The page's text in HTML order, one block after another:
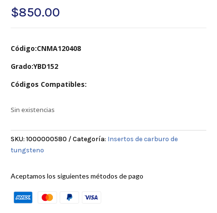
$850.00
Código:CNMA120408
Grado:YBD152
Códigos Compatibles:
Sin existencias
SKU:1000000580 Categoría: Insertos de carburo de
tungsteno
Aceptamos los siguientes métodos de pago